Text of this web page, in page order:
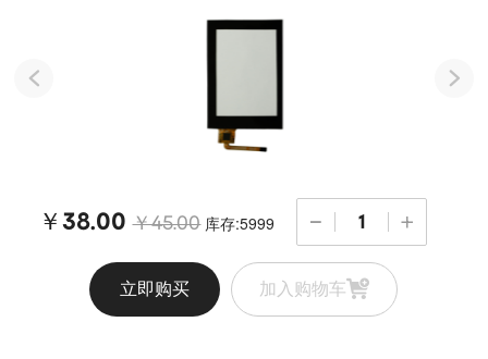
￥38.00 ￥45.00 库存:5999
立即购买 加入购物车